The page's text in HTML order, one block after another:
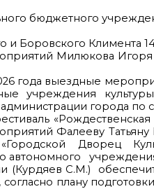
бюджетного
и Боровского Климента
Милюкова
года выездные
учреждения
города по
Фалееву
Дворец
автономного
С.М.)
плану